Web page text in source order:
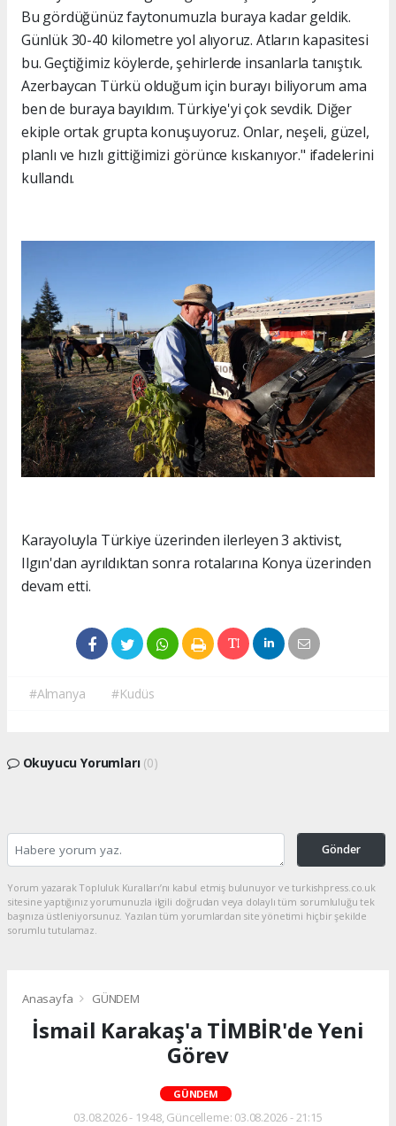
Bu gördüğünüz faytonumuzla buraya kadar geldik.
Günlük 30-40 kilometre yol alıyoruz. Atların kapasitesi
bu. Geçtiğimiz köylerde, şehirlerde insanlarla tanıştık.
Azerbaycan Türkü olduğum için burayı biliyorum ama
ben de buraya bayıldım. Türkiye'yi çok sevdik. Diğer
ekiple ortak grupta konuşuyoruz. Onlar, neşeli, güzel,
planlı ve hızlı gittiğimizi görünce kıskanıyor." ifadelerini
kullandı.
Karayoluyla Türkiye üzerinden ilerleyen 3 aktivist,
Ilgın'dan ayrıldıktan sonra rotalarına Konya üzerinden
devam etti.
#Almanya #Kudüs
Okuyucu Yorumları (0)
Gönder
Yorum yazarak Topluluk Kuralları’nı kabul etmiş bulunuyor ve turkishpress.co.uk
sitesine yaptığınız yorumunuzla ilgili doğrudan veya dolaylı tüm sorumluluğu tek
başınıza üstleniyorsunuz. Yazılan tüm yorumlardan site yönetimi hiçbir şekilde
sorumlu tutulamaz.
Anasayfa GÜNDEM
İsmail Karakaş'a TİMBİR'de Yeni
Görev
GÜNDEM
03.08.2026 - 19:48, Güncelleme: 03.08.2026 - 21:15